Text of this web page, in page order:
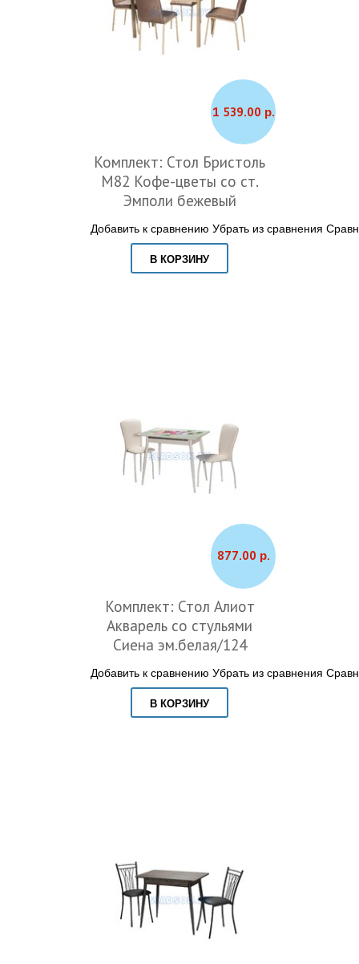
1 539.00 р.
Комплект: Стол Бристоль
М82 Кофе-цветы со ст.
Эмполи бежевый
Добавить к сравнению Убрать из сравнения
В КОРЗИНУ
877.00 р.
Комплект: Стол Алиот
Акварель со стульями
Сиена эм.белая/124
Добавить к сравнению Убрать из сравнения
В КОРЗИНУ